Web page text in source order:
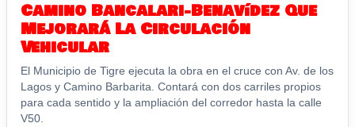
Camino Bancalari-Benavídez Que
Mejorará La Circulación
Vehicular
El Municipio de Tigre ejecuta la obra en el cruce con Av. de los
Lagos y Camino Barbarita. Contará con dos carriles propios
para cada sentido y la ampliación del corredor hasta la calle
V50.